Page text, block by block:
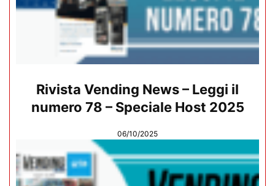
Rivista Vending News – Leggi il
numero 78 – Speciale Host 2025
06/10/2025